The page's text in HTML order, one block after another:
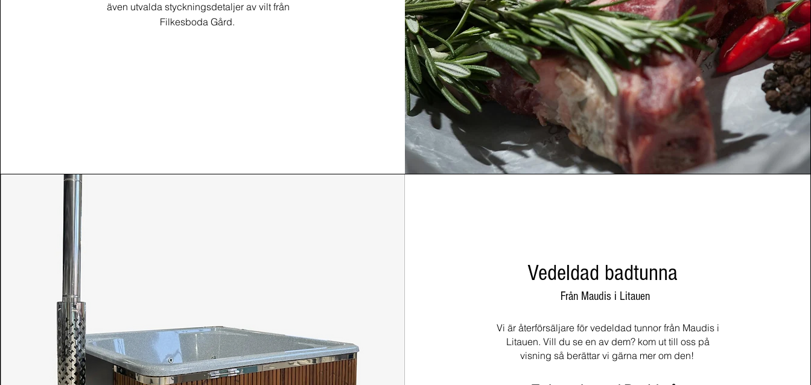
även utvalda styckningsdetaljer av vilt från
Filkesboda Gård.
Vedeldad badtunna
Från Maudis i Litauen
Vi är återförsäljare för vedeldad tunnor från Maudis i
Litauen. Vill du se en av dem? kom ut till oss på
visning så berättar vi gärna mer om den!